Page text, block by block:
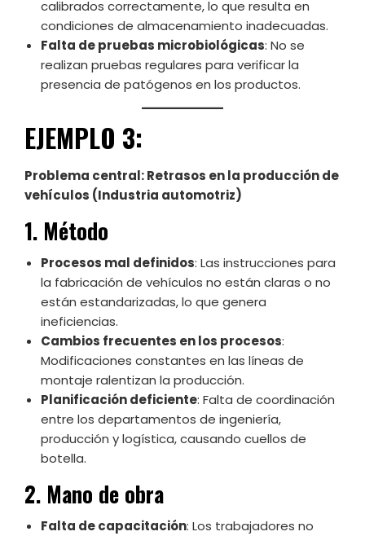
calibrados correctamente, lo que resulta en
condiciones de almacenamiento inadecuadas.
Falta de pruebas microbiológicas: No se
realizan pruebas regulares para verificar la
presencia de patógenos en los productos.
EJEMPLO 3:
Problema central: Retrasos en la producción de
vehículos (Industria automotriz)
1. Método
Procesos mal definidos: Las instrucciones para
la fabricación de vehículos no están claras o no
están estandarizadas, lo que genera
ineficiencias.
Cambios frecuentes en los procesos:
Modificaciones constantes en las líneas de
montaje ralentizan la producción.
Planificación deficiente: Falta de coordinación
entre los departamentos de ingeniería,
producción y logística, causando cuellos de
botella.
2. Mano de obra
Falta de capacitación: Los trabajadores no